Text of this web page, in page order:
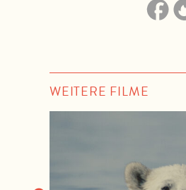
WEITERE FILME